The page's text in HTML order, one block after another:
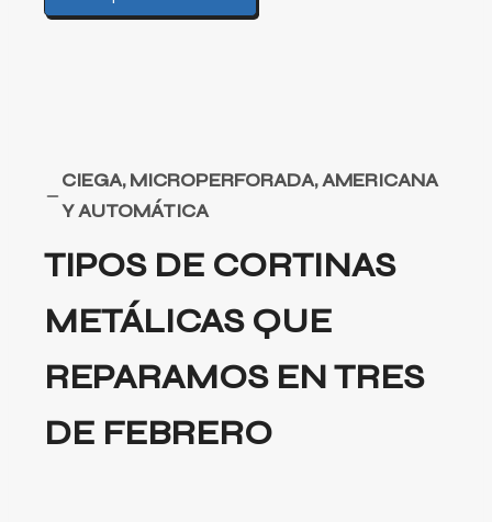
CIEGA, MICROPERFORADA, AMERICANA
Y AUTOMÁTICA
TIPOS DE CORTINAS
METÁLICAS QUE
REPARAMOS EN TRES
DE FEBRERO